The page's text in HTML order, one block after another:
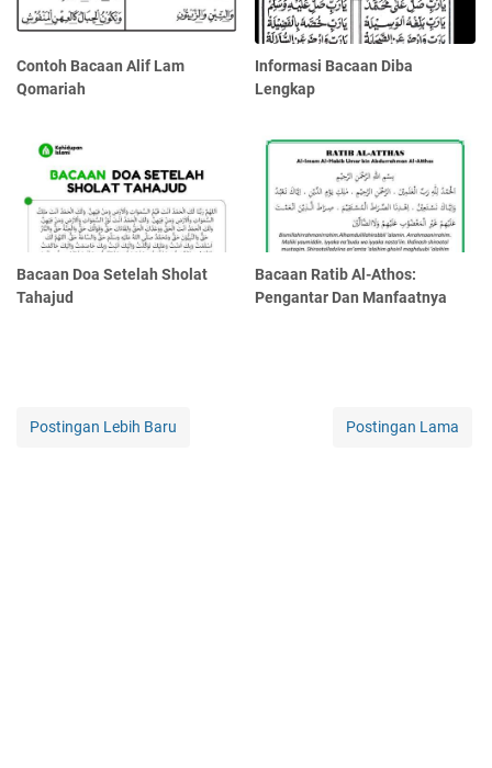
Contoh Bacaan Alif Lam
Qomariah
Informasi Bacaan Diba
Lengkap
Bacaan Doa Setelah Sholat
Tahajud
Bacaan Ratib Al-Athos:
Pengantar Dan Manfaatnya
Postingan Lebih Baru Postingan Lama